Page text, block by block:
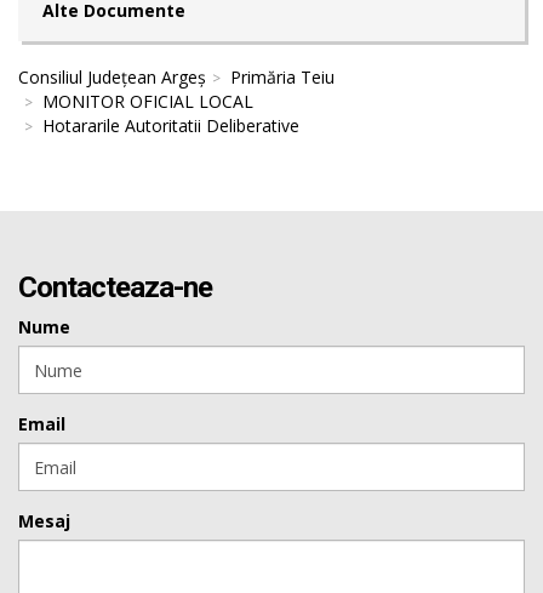
Alte Documente
Consiliul Județean Argeș
Primăria Teiu
MONITOR OFICIAL LOCAL
Hotararile Autoritatii Deliberative
Contacteaza-ne
Nume
Email
Mesaj